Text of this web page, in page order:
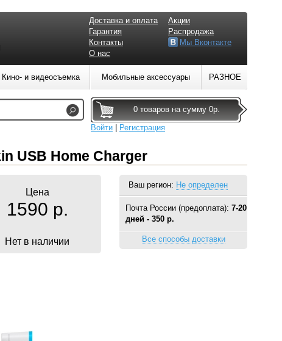
USB Home Charger
Ваш регион: Не определен
Почта России (предоплата): 7-20
дней - 350 р.
Все способы доставки
Цена
1590 р.
Нет в наличии
Доставка и оплата
Гарантия
Контакты
О нас
Акции
Распродажа
Мы Вконтакте
Кино- и видеосъемка Мобильные аксессуары РАЗНОЕ
0 товаров на сумму 0р.
Войти
Регистрация